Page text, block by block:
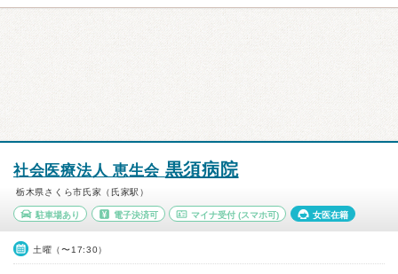
社会医療法人 恵生会 黒須病院
栃木県さくら市氏家（氏家駅）
駐車場あり 電子決済可 マイナ受付 (スマホ可) 女医在籍
土曜（〜17:30）